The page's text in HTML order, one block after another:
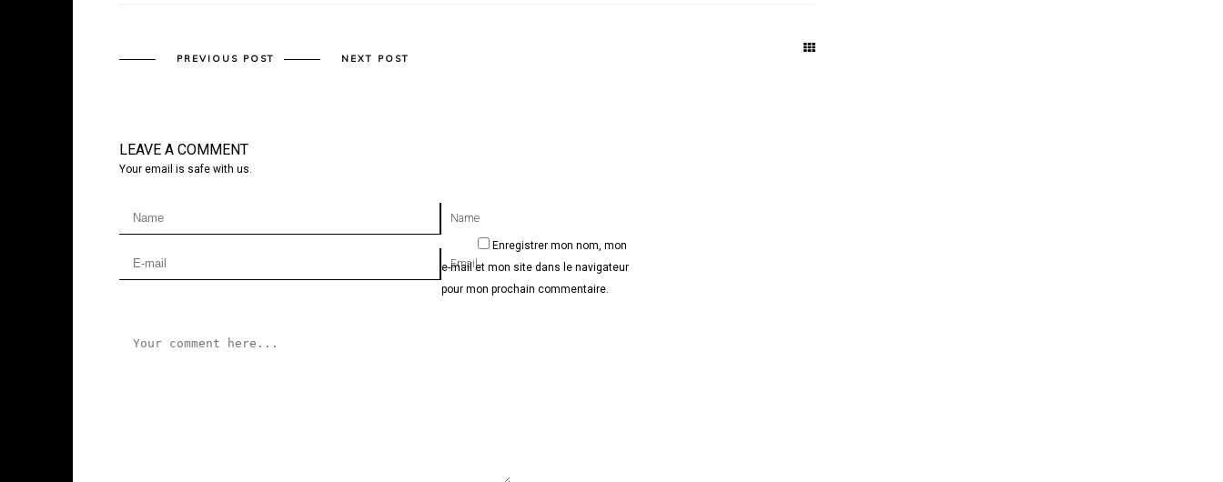
PREVIOUS POST NEXT POST
LEAVE A COMMENT
Your email is safe with us.
Name
Email
Enregistrer mon nom, mon
e-mail et mon site dans le navigateur
pour mon prochain commentaire.